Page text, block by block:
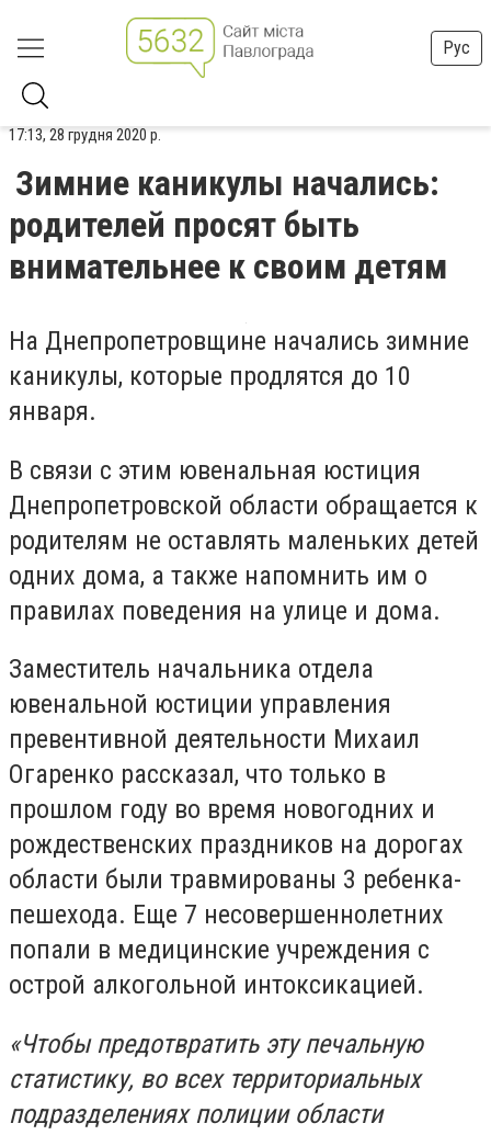
Рус
17:13, 28 грудня 2020 р.
Зимние каникулы начались:
родителей просят быть
внимательнее к своим детям
На Днепропетровщине начались зимние
каникулы, которые продлятся до 10
января.
В связи с этим ювенальная юстиция
Днепропетровской области обращается к
родителям не оставлять маленьких детей
одних дома, а также напомнить им о
правилах поведения на улице и дома.
Заместитель начальника отдела
ювенальной юстиции управления
превентивной деятельности Михаил
Огаренко рассказал, что только в
прошлом году во время новогодних и
рождественских праздников на дорогах
области были травмированы 3 ребенка-
пешехода. Еще 7 несовершеннолетних
попали в медицинские учреждения с
острой алкогольной интоксикацией.
«Чтобы предотвратить эту печальную
статистику, во всех территориальных
подразделениях полиции области